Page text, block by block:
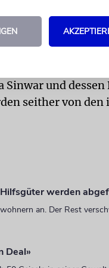
der
vor dem
und dessen
seither von den
werden
an. Der Rest
Deal»